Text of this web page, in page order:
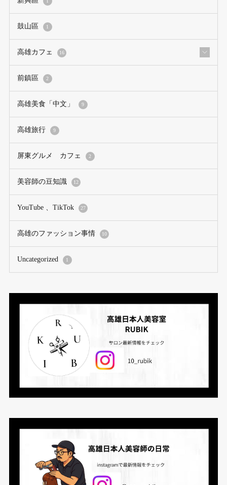
鼓山區 1
高雄カフェ 16
前鎮區 2
高雄美食「中文」 9
高雄旅行 9
屏東グルメ カフェ 2
美容師の豆知識 12
YouTube 、TikTok 27
高雄のファッション事情 10
Uncategorized 1